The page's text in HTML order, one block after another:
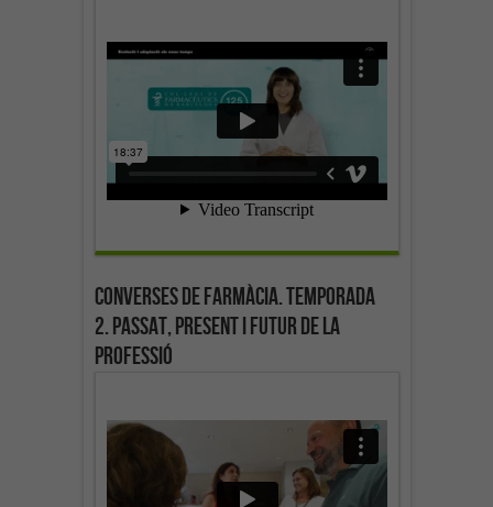
Converses de farmàcia. Temporada
2. Passat, present i futur de la
professió